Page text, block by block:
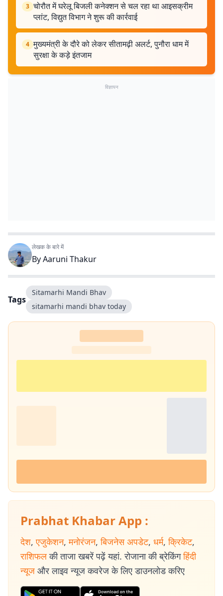
3 चोरौत में घरेलू बिजली कनेक्शन से चल रहा था आइसक्रीम
प्लांट, विद्युत विभाग ने शुरू की कार्रवाई
4 मुख्यमंत्री के दौरे को लेकर सीतामढ़ी अलर्ट, पुनौरा धाम में
सुरक्षा के कड़े इंतजाम
विज्ञापन
लेखक के बारे में
ByAaruni Thakur
Tags
Sitamarhi Mandi Bhav
sitamarhi mandi bhav today
Prabhat Khabar App :
देश, एजुकेशन, मनोरंजन, बिजनेस अपडेट, धर्म, क्रिकेट,
राशिफल की ताजा खबरें पढ़ें यहां. रोजाना की ब्रेकिंग हिंदी
न्यूज और लाइव न्यूज कवरेज के लिए डाउनलोड करिए